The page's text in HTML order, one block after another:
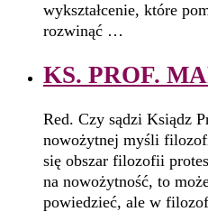
wykształcenie, które
rozwinąć …
KS. PROF.
Red. Czy sądzi Ksiądz
nowożytnej myśli
się obszar filozofii
na nowożytność, to
powiedzieć, ale w